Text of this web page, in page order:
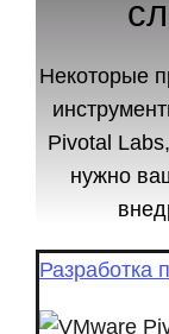
Некоторые
Pivotal
нужно
Разработка